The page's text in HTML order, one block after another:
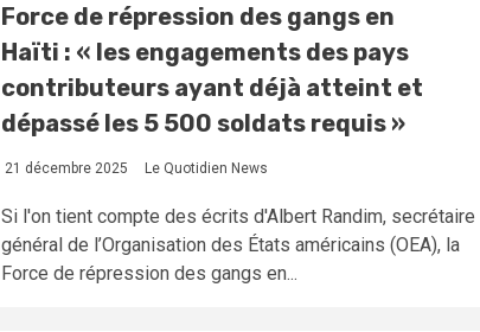
Force de répression des gangs en
Haïti : « les engagements des pays
contributeurs ayant déjà atteint et
dépassé les 5 500 soldats requis »
21 décembre 2025 Le Quotidien News
Si l'on tient compte des écrits d'Albert Randim, secrétaire
général de l’Organisation des États américains (OEA), la
Force de répression des gangs en...